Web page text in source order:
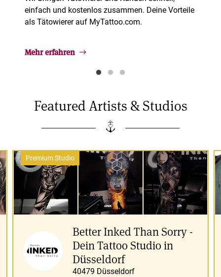
einfach und kostenlos zusammen. Deine Vorteile
als Tätowierer auf MyTattoo.com.
Mehr erfahren
Featured Artists & Studios
Better Inked Than Sorry -
Dein Tattoo Studio in
Düsseldorf
40479 Düsseldorf